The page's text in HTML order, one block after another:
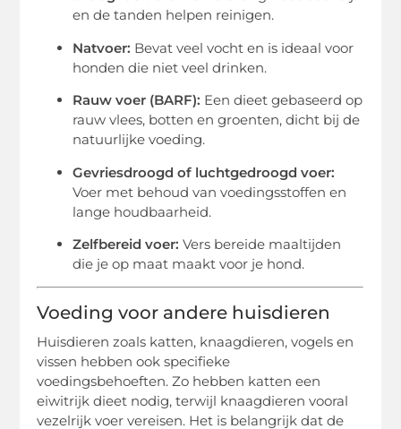
en de tanden helpen reinigen.
Natvoer: Bevat veel vocht en is ideaal voor
honden die niet veel drinken.
Rauw voer (BARF): Een dieet gebaseerd op
rauw vlees, botten en groenten, dicht bij de
natuurlijke voeding.
Gevriesdroogd of luchtgedroogd voer:
Voer met behoud van voedingsstoffen en
lange houdbaarheid.
Zelfbereid voer: Vers bereide maaltijden
die je op maat maakt voor je hond.
Voeding voor andere huisdieren
Huisdieren zoals katten, knaagdieren, vogels en
vissen hebben ook specifieke
voedingsbehoeften. Zo hebben katten een
eiwitrijk dieet nodig, terwijl knaagdieren vooral
vezelrijk voer vereisen. Het is belangrijk dat de